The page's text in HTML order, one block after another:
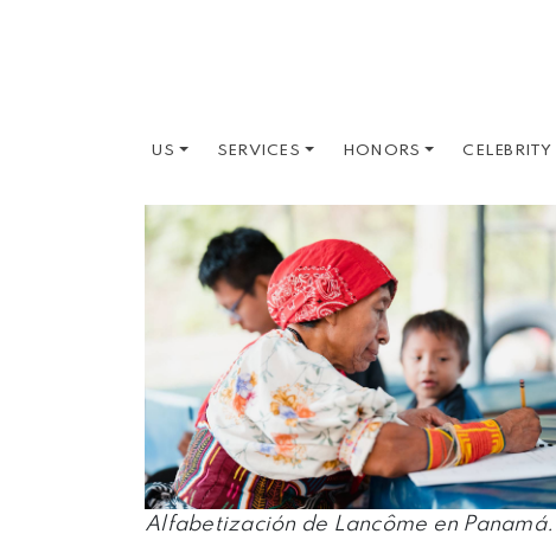
US SERVICES HONORS
Alfabetización de Lancôme en Panamá.